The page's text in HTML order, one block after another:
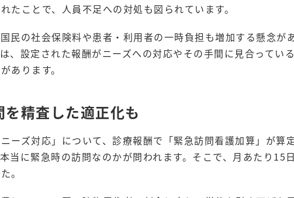
たことで、人員不足への対処も図られています。
民の社会保険料や患者・利用者の一時負担も増加する懸念が
、設定された報酬がニーズへの対応やその手間に見合ってい
あります。
精査した適正化も
ーズ対応」について、診療報酬で「緊急訪問看護加算」が算
当に緊急時の訪問なのかが問われます。そこで、月あたり15
。